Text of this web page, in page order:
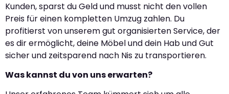
Kunden, sparst du Geld und musst nicht den vollen
Preis für einen kompletten Umzug zahlen. Du
profitierst von unserem gut organisierten Service, der
es dir ermöglicht, deine Möbel und dein Hab und Gut
sicher und zeitsparend nach Nis zu transportieren.
Was kannst du von uns erwarten?